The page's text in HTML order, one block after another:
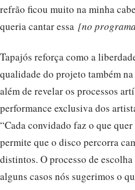
refrão ficou muito na minha
queria cantar essa [no
Tapajós reforça como a
qualidade do projeto também
além de revelar os processos
performance exclusiva dos
“Cada convidado faz o que
permite que o disco percorra
distintos. O processo de
alguns casos nós sugerimos o